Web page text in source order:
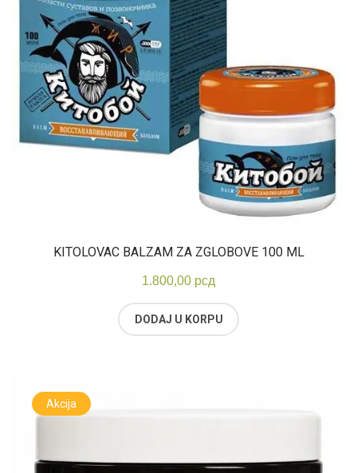
KITOLOVAC BALZAM ZA ZGLOBOVE 100 ML
1.800,00 рсд
DODAJ U KORPU
Akcija